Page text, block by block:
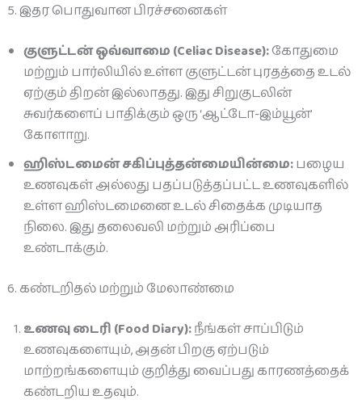
5. இதர பொதுவான பிரச்சனைகள்
குளுட்டன் ஒவ்வாமை (Celiac Disease):கோதுமை
மற்றும் பார்லியில் உள்ள குளுட்டன் புரதத்தை உடல்
ஏற்கும் திறன் இல்லாதது. இது சிறுகுடலின்
சுவர்களைப் பாதிக்கும் ஒரு ‘ஆட்டோ-இம்யூன்’
கோளாறு.
ஹிஸ்டமைன் சகிப்புத்தன்மையின்மை:பழைய
உணவுகள் அல்லது பதப்படுத்தப்பட்ட உணவுகளில்
உள்ள ஹிஸ்டமைனை உடல் சிதைக்க முடியாத
நிலை. இது தலைவலி மற்றும் அரிப்பை
உண்டாக்கும்.
6. கண்டறிதல் மற்றும் மேலாண்மை
உணவு டைரி (Food Diary):நீங்கள் சாப்பிடும்
உணவுகளையும், அதன் பிறகு ஏற்படும்
மாற்றங்களையும் குறித்து வைப்பது காரணத்தைக்
கண்டறிய உதவும்.